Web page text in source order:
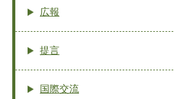
広報
提言
国際交流